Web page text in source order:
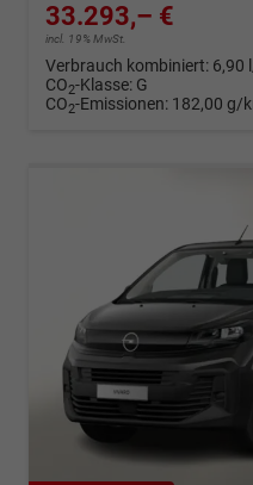
33.293,– €
incl. 19% MwSt.
Verbrauch kombiniert: 6,90
CO2-Klasse: G
CO2-Emissionen: 182,00 g/